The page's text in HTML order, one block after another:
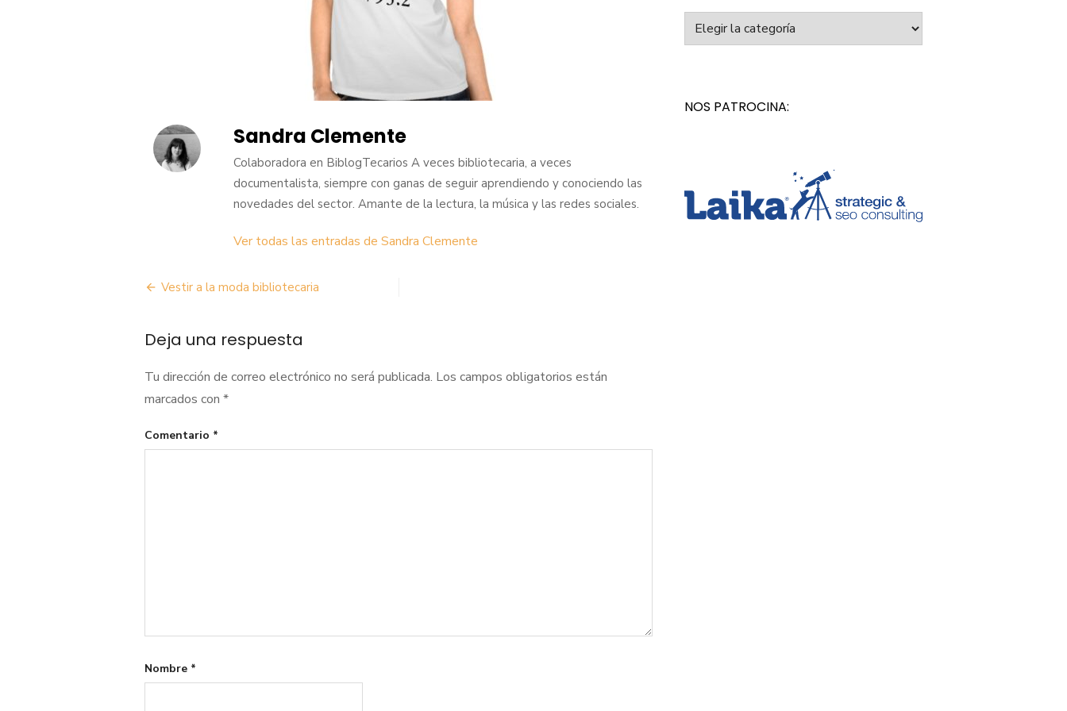
Sandra Clemente
Colaboradora en BiblogTecarios A veces bibliotecaria, a veces
documentalista, siempre con ganas de seguir aprendiendo y conociendo las
novedades del sector. Amante de la lectura, la música y las redes sociales.
Ver todas las entradas de Sandra Clemente
Navegación
entradas
Vestir a la moda bibliotecaria
Deja una respuesta
Tu dirección de correo electrónico no será publicada. Los campos obligatorios están
marcados con *
Comentario *
Nombre *
NOS PATROCINA: